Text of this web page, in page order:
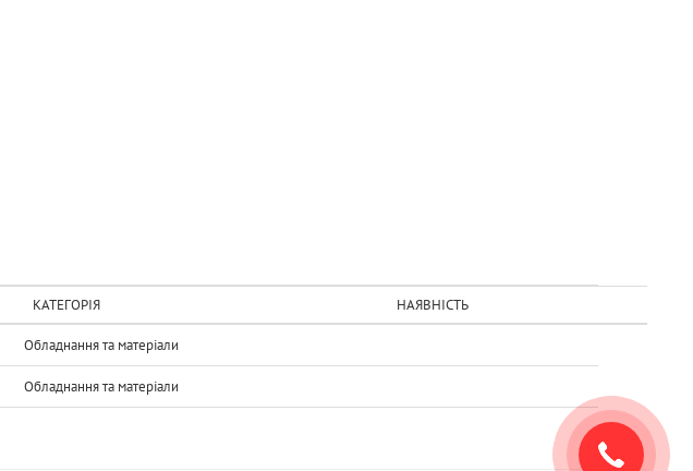
КАТЕГОРІЯ НАЯВНІСТЬ
Обладнання та матерiали
Обладнання та матерiали